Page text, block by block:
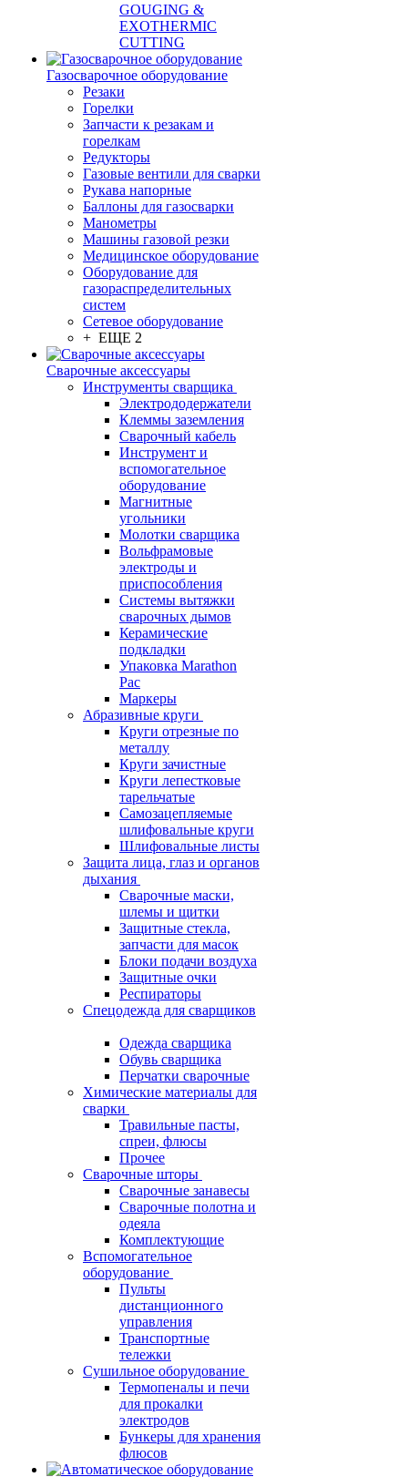
GOUGING &
EXOTHERMIC
CUTTING
Газосварочное оборудование
Резаки
Горелки
Запчасти к резакам и
горелкам
Редукторы
Газовые вентили для сварки
Рукава напорные
Баллоны для газосварки
Манометры
Машины газовой резки
Медицинское оборудование
Оборудование для
газораспределительных
систем
Сетевое оборудование
+ ЕЩЕ 2
Сварочные аксессуары
Инструменты сварщика
Электрододержатели
Клеммы заземления
Сварочный кабель
Инструмент и
вспомогательное
оборудование
Магнитные
угольники
Молотки сварщика
Вольфрамовые
электроды и
приспособления
Системы вытяжки
сварочных дымов
Керамические
подкладки
Упаковка Marathon
Pac
Маркеры
Абразивные круги
Круги отрезные по
металлу
Круги зачистные
Круги лепестковые
тарельчатые
Самозацепляемые
шлифовальные круги
Шлифовальные листы
Защита лица, глаз и органов
дыхания
Сварочные маски,
шлемы и щитки
Защитные стекла,
запчасти для масок
Блоки подачи воздуха
Защитные очки
Респираторы
Спецодежда для сварщиков
Одежда сварщика
Обувь сварщика
Перчатки сварочные
Химические материалы для
сварки
Травильные пасты,
спреи, флюсы
Прочее
Сварочные шторы
Сварочные занавесы
Сварочные полотна и
одеяла
Комплектующие
Вспомогательное
оборудование
Пульты
дистанционного
управления
Транспортные
тележки
Сушильное оборудование
Термопеналы и печи
для прокалки
электродов
Бункеры для хранения
флюсов